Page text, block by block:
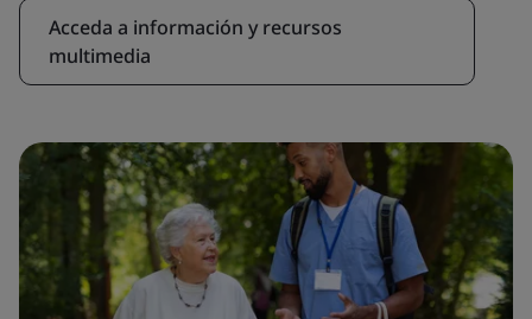
Acceda a información y recursos
multimedia